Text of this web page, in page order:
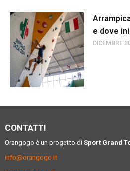
e dove
DICEMBRE
CONTATTI
Orangogo è un progetto di Sport Grand
info@orangogo.it